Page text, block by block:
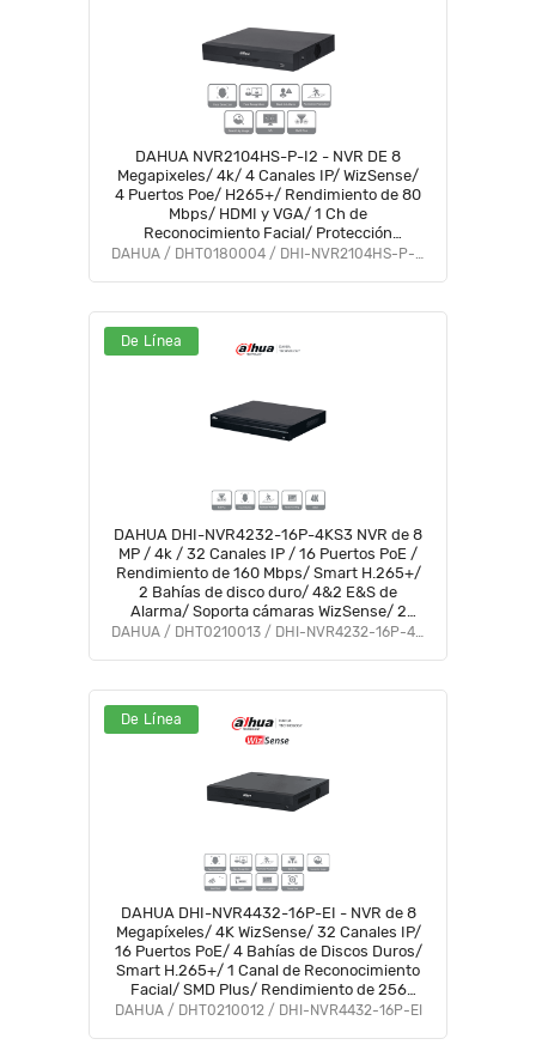
DAHUA NVR2104HS-P-I2 - NVR DE 8
Megapixeles/ 4k/ 4 Canales IP/ WizSense/
4 Puertos Poe/ H265+/ Rendimiento de 80
Mbps/ HDMI y VGA/ 1 Ch de
Reconocimiento Facial/ Protección
Perimetral/ SMD Plus/ 1 Bahía de Disco DAHUA / DHT0180004 / DHI-NVR2104HS-P-I2
De Línea
DAHUA DHI-NVR4232-16P-4KS3 NVR de 8
MP / 4k / 32 Canales IP / 16 Puertos PoE /
Rendimiento de 160 Mbps/ Smart H.265+/
2 Bahías de disco duro/ 4&2 E&S de
Alarma/ Soporta cámaras WizSense/ 2
canales SMD Plus
DAHUA / DHT0210013 / DHI-NVR4232-16P-4KS3
De Línea
DAHUA DHI-NVR4432-16P-EI - NVR de 8
Megapíxeles/ 4K WizSense/ 32 Canales IP/
16 Puertos PoE/ 4 Bahías de Discos Duros/
Smart H.265+/ 1 Canal de Reconocimiento
Facial/ SMD Plus/ Rendimiento de 256
Mbps/ Quick Pick
DAHUA / DHT0210012 / DHI-NVR4432-16P-EI